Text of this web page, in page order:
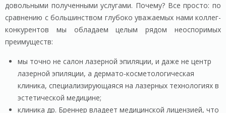
довольными полученными услугами. Почему? Все просто: по
сравнению с большинством глубоко уважаемых нами коллег-
конкурентов мы обладаем целым рядом неоспоримых
преимуществ:
мы точно не салон лазерной эпиляции, и даже не центр
лазерной эпиляции, а дермато-косметологическая
клиника, специализирующаяся на лазерных технологиях в
эстетической медицине;
клиника др. Бреннер владеет медицинской лицензией, что